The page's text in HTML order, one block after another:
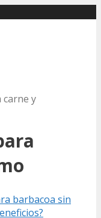
carne y